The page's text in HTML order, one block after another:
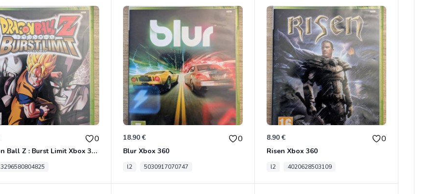
0
Dragon Ball Z : Burst Limit Xbox 360
3296580804825
18.90 € 0
Blur Xbox 360
l2 5030917070747
8.90 € 0
Risen Xbox 360
l2 4020628503109